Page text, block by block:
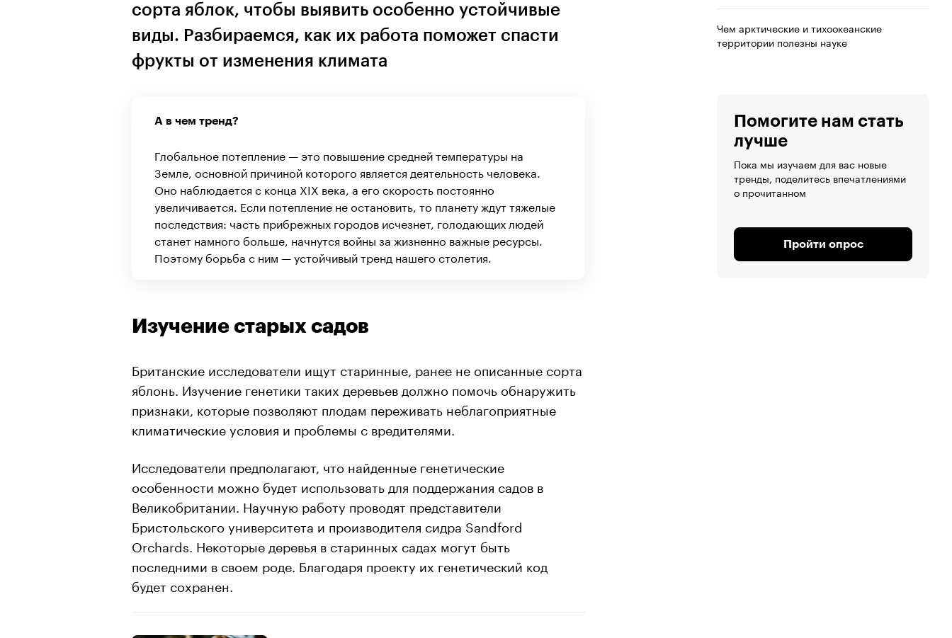
сорта яблок, чтобы выявить особенно устойчивые
виды. Разбираемся, как их работа поможет спасти
фрукты от изменения климата
А в чем тренд?
Глобальное потепление — это повышение средней температуры на
Земле, основной причиной которого является деятельность человека.
Оно наблюдается с конца XIX века, а его скорость постоянно
увеличивается. Если потепление не остановить, то планету ждут тяжелые
последствия: часть прибрежных городов исчезнет, голодающих людей
станет намного больше, начнутся войны за жизненно важные ресурсы.
Поэтому борьба с ним — устойчивый тренд нашего столетия.
Изучение старых садов
Британские исследователи ищут старинные, ранее не описанные сорта
яблонь. Изучение генетики таких деревьев должно помочь обнаружить
признаки, которые позволяют плодам переживать неблагоприятные
климатические условия и проблемы с вредителями.
Исследователи предполагают, что найденные генетические
особенности можно будет использовать для поддержания садов в
Великобритании. Научную работу проводят представители
Бристольского университета и производителя сидра Sandford
Orchards. Некоторые деревья в старинных садах могут быть
последними в своем роде. Благодаря проекту их генетический код
будет сохранен.
Чем арктические и тихоокеанские
территории полезны науке
Помогите нам стать
лучше
Пока мы изучаем для вас новые
тренды, поделитесь впечатлениями
о прочитанном
Пройти опрос